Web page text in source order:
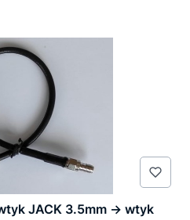
JACK 3.5mm -> wtyk